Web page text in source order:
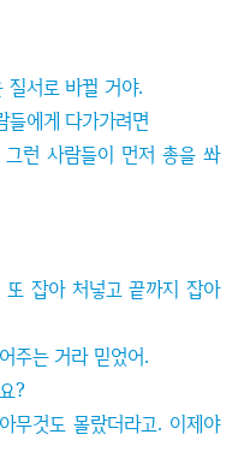
질서로 바뀔 거야.
에게 다가가려면
런 사람들이 먼저 총을 쏴
잡아 처넣고 끝까지 잡아
주는 거라 믿었어.
?
무것도 몰랐더라고. 이제야